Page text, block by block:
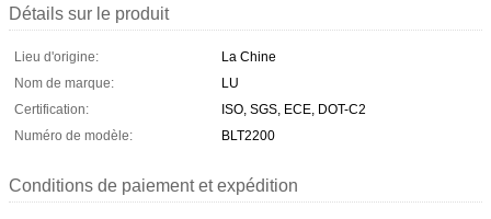
Détails sur le produit
Lieu d'origine:
La Chine
Nom de marque:
LU
Certification:
ISO, SGS, ECE, DOT-C2
Numéro de modèle:
BLT2200
Conditions de paiement et expédition